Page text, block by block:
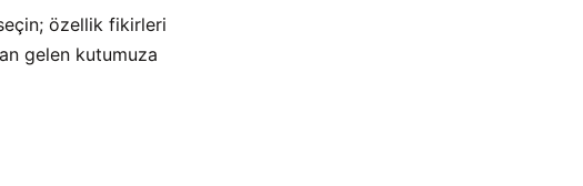
özellik fikirleri
gelen kutumuza